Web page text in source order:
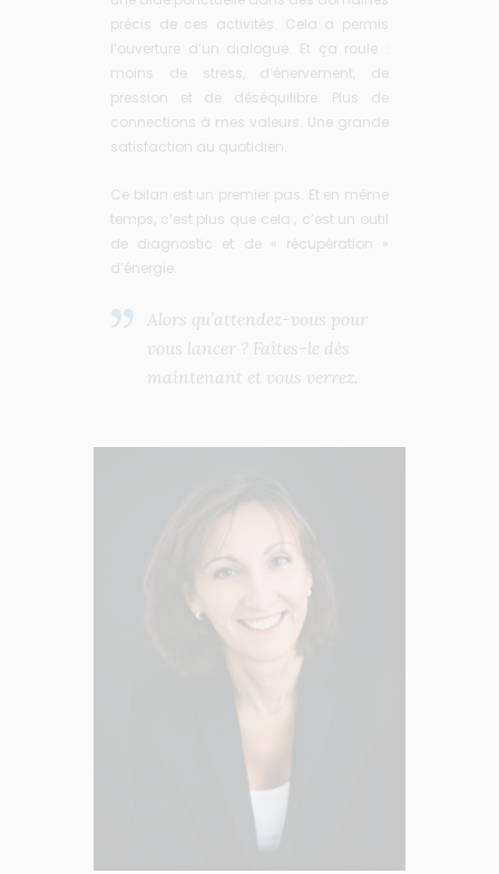
précis de ces activités. Cela a permis
l’ouverture d’un dialogue. Et ça roule :
moins de stress, d’énervement, de
pression et de déséquilibre. Plus de
connections à mes valeurs. Une grande
satisfaction au quotidien.
Ce bilan est un premier pas. Et en même
temps, c’est plus que cela ; c’est un outil
de diagnostic et de « récupération »
d’énergie.
Alors qu’attendez-vous pour
vous lancer ? Faîtes-le dès
maintenant et vous verrez.